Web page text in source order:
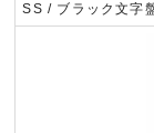
SS / ブラック文字